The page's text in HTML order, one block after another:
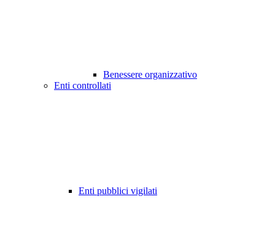
Benessere organizzativo
Enti controllati
Enti pubblici vigilati